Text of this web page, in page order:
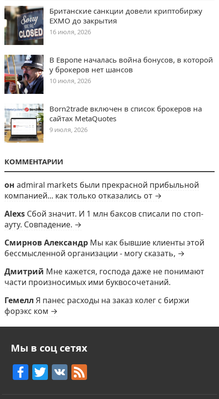
Британские санкции довели криптобиржу
EXMO до закрытия
16 июля, 2026
В Европе началась война бонусов, в которой
у брокеров нет шансов
10 июля, 2026
Born2trade включен в список брокеров на
сайтах MetaQuotes
9 июля, 2026
КОММЕНТАРИИ
он admiral markets были прекрасной прибыльной
компанией... как только отказались от →
Alexs Сбой значит. И 1 млн баксов списали по стоп-
ауту. Совпадение. →
Смирнов Александр Мы как бывшие клиенты этой
бессмысленной организации - могу сказать, →
Дмитрий Мне кажется, господа даже не понимают
части произносимых ими буквосочетаний.
Гемелл Я панес расходы на заказ колег с биржи
форэкс ком →
Мы в соц сетях
F T V F